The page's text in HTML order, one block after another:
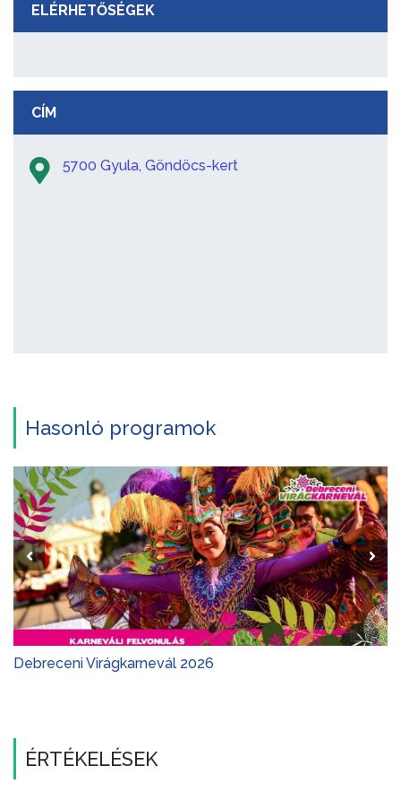
ELÉRHETŐSÉGEK
CÍM
5700 Gyula, Göndöcs-kert
Hasonló programok
Debreceni Virágkarnevál 2026
ÉRTÉKELÉSEK